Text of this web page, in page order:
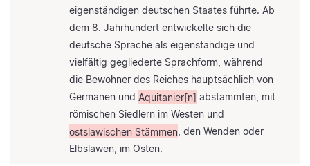
eigenständigen deutschen Staates führte. Ab
dem 8. Jahrhundert entwickelte sich die
deutsche Sprache als eigenständige und
vielfältig gegliederte Sprachform, während
die Bewohner des Reiches hauptsächlich von
Germanen und Aquitanier[n] abstammten, mit
römischen Siedlern im Westen und
ostslawischen Stämmen , den Wenden oder
Elbslawen, im Osten.